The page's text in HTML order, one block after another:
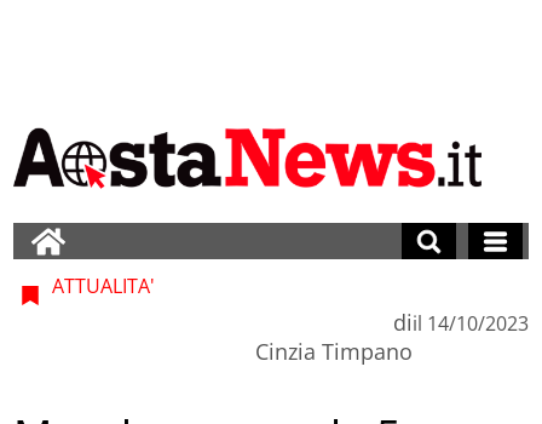
ATTUALITA'
di
Cinzia Timpano
il 14/10/2023